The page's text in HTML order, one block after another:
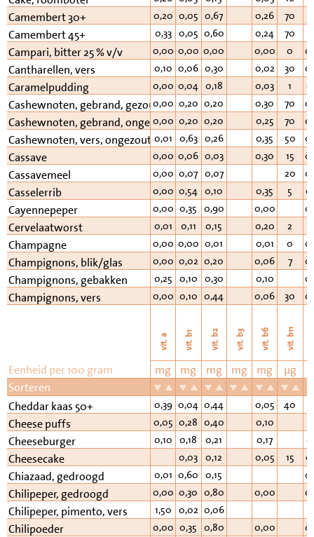
Camembert 30+ 0,20 0,05 0,67 0,26 70
Camembert 45+ 0,33 0,05 0,60 0,24 70
Campari, bitter 25 % v/v 0,00 0,00 0,00 0,00 0
Cantharellen, vers 0,10 0,06 0,30 0,02 30
Caramelpudding 0,00 0,04 0,18 0,03 1
Cashewnoten, gebrand, gezouten
0,00 0,20 0,20 0,30 70
Cashewnoten, gebrand, ongezouten
0,00 0,20 0,20 0,25 70
Cashewnoten, vers, ongezouten0,01 0,63 0,26 0,35 50
Cassave 0,00 0,06 0,03 0,30 15
Cassavemeel 0,00 0,07 0,07 20
Casselerrib 0,00 0,54 0,10 0,35 5
Cayennepeper 0,00 0,35 0,90 0,00
Cervelaatworst 0,01 0,11 0,15 0,20 2
Champagne 0,00 0,00 0,01 0,01 0
Champignons, blik/glas 0,00 0,02 0,20 0,06 7
Champignons, gebakken 0,25 0,10 0,30 0,10
Champignons, vers 0,00 0,10 0,44 0,06 30
vit. a vit. b1 vit. b2 vit. b3 vit. b6 vit. b11
Eenheid per 100 gram mg mg mg mg mg µg
Sorteren
Cheddar kaas 50+
0,39 0,04 0,44 0,05 40
Cheese puffs 0,05 0,28 0,40 0,10
Cheeseburger 0,10 0,18 0,21 0,17
Cheesecake 0,03 0,12 0,05 15
Chiazaad, gedroogd 0,01 0,60 0,15
Chilipeper, gedroogd 0,00 0,30 0,80 0,00
Chilipeper, pimento, vers 1,50 0,02 0,06
Chilipoeder 0,00 0,35 0,80 0,00